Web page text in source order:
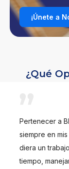
¡Únete a
¿Qué
Pertenecer a
siempre en
diera un
tiempo,